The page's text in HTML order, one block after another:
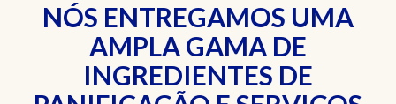
NÓS ENTREGAMOS UMA
AMPLA GAMA DE
INGREDIENTES DE